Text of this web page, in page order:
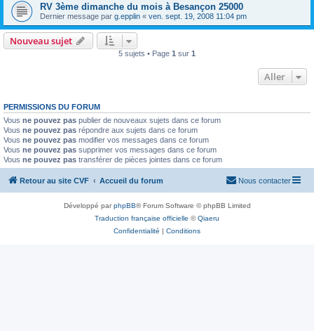
RV 3ème dimanche du mois à Besançon 25000
Dernier message par g.epplin « ven. sept. 19, 2008 11:04 pm
Nouveau sujet
5 sujets • Page 1 sur 1
Aller
PERMISSIONS DU FORUM
Vous ne pouvez pas publier de nouveaux sujets dans ce forum
Vous ne pouvez pas répondre aux sujets dans ce forum
Vous ne pouvez pas modifier vos messages dans ce forum
Vous ne pouvez pas supprimer vos messages dans ce forum
Vous ne pouvez pas transférer de pièces jointes dans ce forum
Retour au site CVF Accueil du forum Nous contacter
Développé parphpBB® Forum Software © phpBB Limited
Traduction française officielle ©Qiaeru
Confidentialité | Conditions